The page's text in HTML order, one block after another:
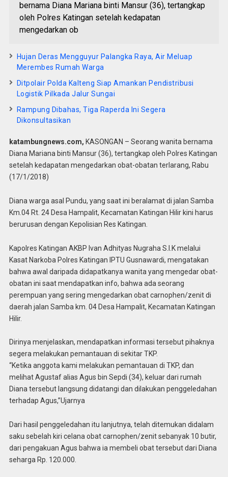
bernama Diana Mariana binti Mansur (36), tertangkap
oleh Polres Katingan setelah kedapatan
mengedarkan ob
Hujan Deras Mengguyur Palangka Raya, Air Meluap
Merembes Rumah Warga
Ditpolair Polda Kalteng Siap Amankan Pendistribusi
Logistik Pilkada Jalur Sungai
Rampung Dibahas, Tiga Raperda Ini Segera
Dikonsultasikan
katambungnews.com, KASONGAN – Seorang wanita bernama
Diana Mariana binti Mansur (36), tertangkap oleh Polres Katingan
setelah kedapatan mengedarkan obat-obatan terlarang, Rabu
(17/1/2018)
Diana warga asal Pundu, yang saat ini beralamat di jalan Samba
Km.04 Rt. 24 Desa Hampalit, Kecamatan Katingan Hilir kini harus
berurusan dengan Kepolisian Res Katingan.
Kapolres Katingan AKBP Ivan Adhityas Nugraha S.I.K melalui
Kasat Narkoba Polres Katingan IPTU Gusnawardi, mengatakan
bahwa awal daripada didapatkanya wanita yang mengedar obat-
obatan ini saat mendapatkan info, bahwa ada seorang
perempuan yang sering mengedarkan obat carnophen/zenit di
daerah jalan Samba km. 04 Desa Hampalit, Kecamatan Katingan
Hilir.
Dirinya menjelaskan, mendapatkan informasi tersebut pihaknya
segera melakukan pemantauan di sekitar TKP.
“Ketika anggota kami melakukan pemantauan di TKP, dan
melihat Agustaf alias Agus bin Sepdi (34), keluar dari rumah
Diana tersebut langsung didatangi dan dilakukan penggeledahan
terhadap Agus,”Ujarnya
Dari hasil penggeledahan itu lanjutnya, telah ditemukan didalam
saku sebelah kiri celana obat carnophen/zenit sebanyak 10 butir,
dari pengakuan Agus bahwa ia membeli obat tersebut dari Diana
seharga Rp. 120.000.